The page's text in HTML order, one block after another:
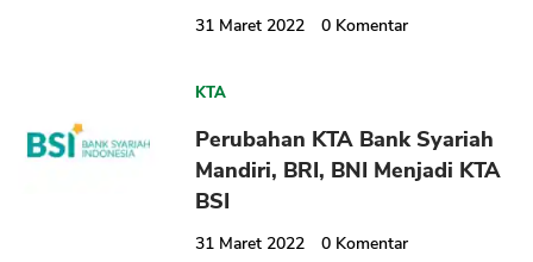
31 Maret 2022 0 Komentar
KTA
Perubahan KTA Bank Syariah
Mandiri, BRI, BNI Menjadi KTA
BSI
31 Maret 2022 0 Komentar